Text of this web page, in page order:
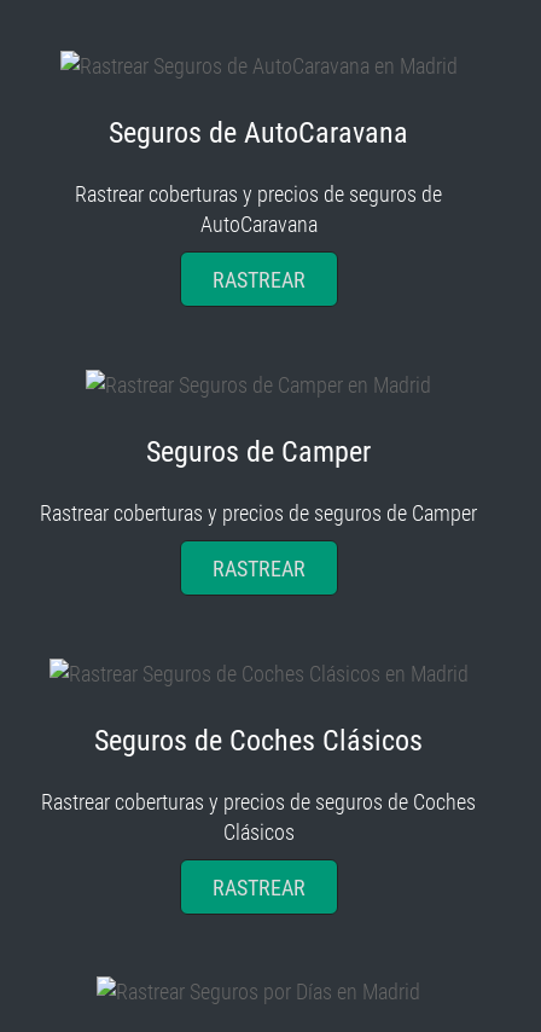
Seguros de AutoCaravana
Rastrear coberturas y precios de seguros de
AutoCaravana
RASTREAR
Seguros de Camper
Rastrear coberturas y precios de seguros de Camper
RASTREAR
Seguros de Coches Clásicos
Rastrear coberturas y precios de seguros de Coches
Clásicos
RASTREAR